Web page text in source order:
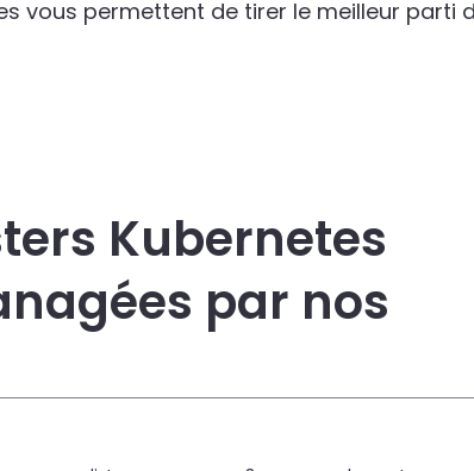
vous permettent de tirer le meilleur parti
Kubernetes
par nos